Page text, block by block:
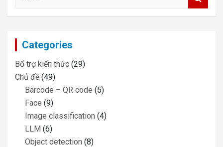
a
c
Categories
Bổ trợ kiến thức (29)
Chủ đề (49)
Barcode – QR code (5)
Face (9)
Image classification (4)
LLM (6)
Object detection (8)